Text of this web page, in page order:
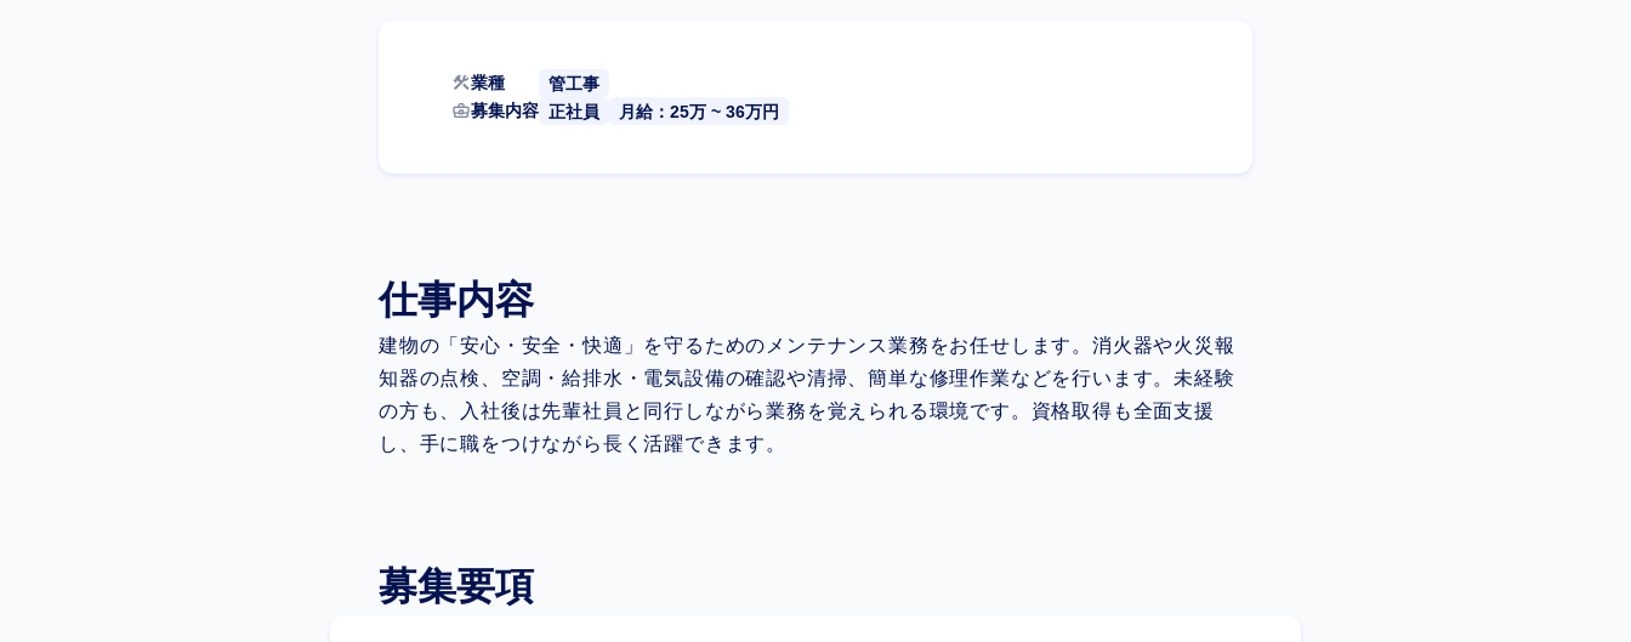
construction業種
管工事
business_center募集内容 正社員 月給：25万 ~ 36万円
仕事内容
建物の「安心・安全・快適」を守るためのメンテナンス業務をお任せします。消火器や火災報
知器の点検、空調・給排水・電気設備の確認や清掃、簡単な修理作業などを行います。未経験
の方も、入社後は先輩社員と同行しながら業務を覚えられる環境です。資格取得も全面支援
し、手に職をつけながら長く活躍できます。
募集要項